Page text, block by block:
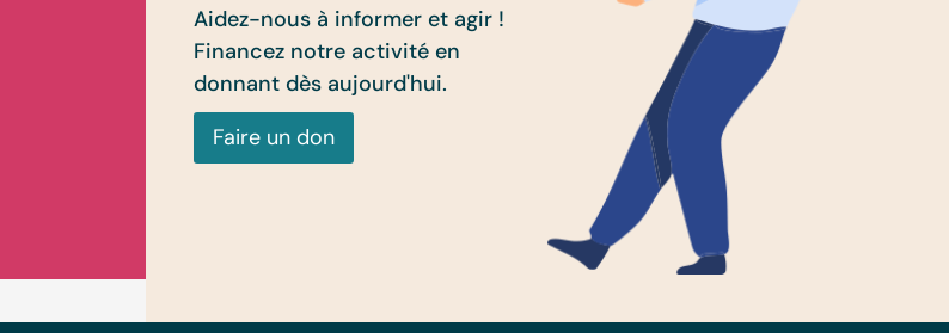
Aidez-nous à informer et agir !
Financez notre activité en
donnant dès aujourd'hui.
Faire un don